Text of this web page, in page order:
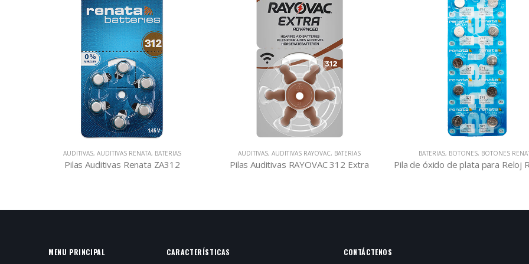
AUDITIVAS,AUDITIVAS RAYOVAC,BATERIAS
Pilas Auditivas RAYOVAC 312 Extra
BATERIAS,BOTONES,BOTONES RENATA BOTONES RENATA ,BATERIAS ,
Pila de litio Renata
MENU PRINCIPAL CARACTERÍSTICAS CONTÁCTENOS